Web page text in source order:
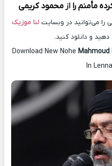
مأمنم را ازمحمود کریمی
را می‌توانید در وبسایتلنا موزیک
و دانلود کنید.
Download New Nohe Mahmoud
In